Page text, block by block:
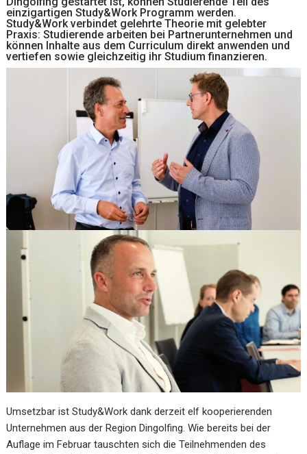
einzigartigen Study&Work Programm werden.
Study&Work verbindet gelehrte Theorie mit gelebter
Praxis: Studierende arbeiten bei Partnerunternehmen und
können Inhalte aus dem Curriculum direkt anwenden und
vertiefen sowie gleichzeitig ihr Studium finanzieren.
Umsetzbar ist Study&Work dank derzeit elf kooperierenden
Unternehmen aus der Region Dingolfing. Wie bereits bei der
Auflage im Februar tauschten sich die Teilnehmenden des